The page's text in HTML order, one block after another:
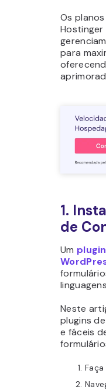
Os
para
1.
de
Um
Neste
plugins
e fáceis